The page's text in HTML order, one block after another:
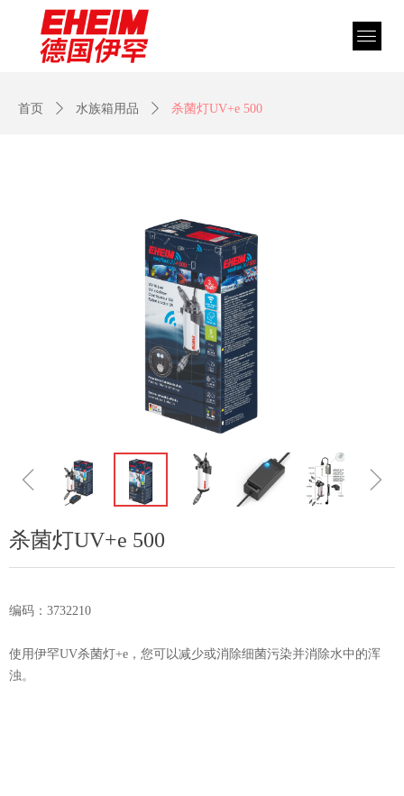
首页 ꄲ 水族箱用品 ꄲ 杀菌灯UV+e 500
ꁆ ꁇ
杀菌灯UV+e 500
编码：3732210
使用伊罕UV杀菌灯+e，您可以减少或消除细菌污染并消除水中的浑
浊。